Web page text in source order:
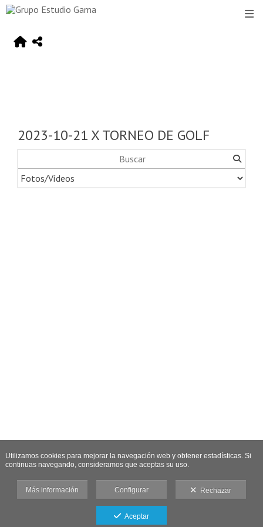
2023-10-21 X TORNEO DE GOLF
Utilizamos cookies para mejorar la navegación web y obtener estadísticas. Si
continuas navegando, consideramos que aceptas su uso.
Más información Configurar Rechazar
Aceptar